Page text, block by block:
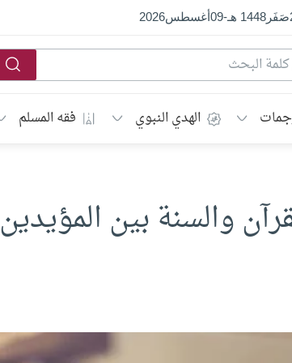
صَفَر1448 هـ -
09أغسطس2026
الهدي النبوي فقه المسلم
والسنة بين المؤيدين